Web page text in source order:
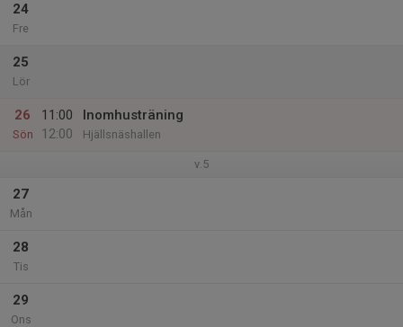
24
Fre
25
Lör
26
Sön
11:00
12:00
Inomhusträning
Hjällsnäshallen
v.5
27
Mån
28
Tis
29
Ons